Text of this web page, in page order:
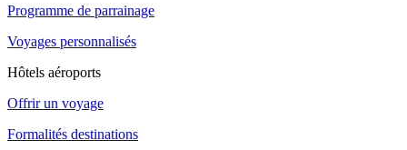
Programme de parrainage
Voyages personnalisés
Hôtels aéroports
Offrir un voyage
Formalités destinations